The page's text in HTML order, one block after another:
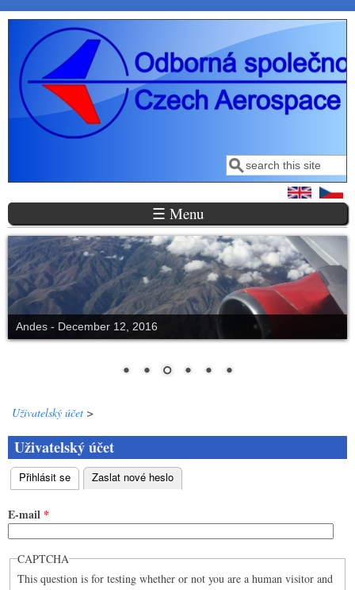
Přejít k hlavnímu obsahu
Vyhledávání
Hledat
☰ Menu
Andes - December 12, 2016
Uživatelský účet >
Uživatelský účet
Hlavní záložky
Přihlásit se Zaslat nové heslo
E-mail *
CAPTCHA
This question is for testing whether or not you are a human visitor and